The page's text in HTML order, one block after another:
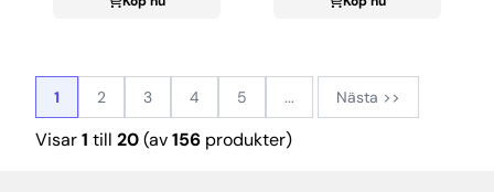
1 2 3 4 5 ... Nästa >>
Visar1 till 20(av156produkter)